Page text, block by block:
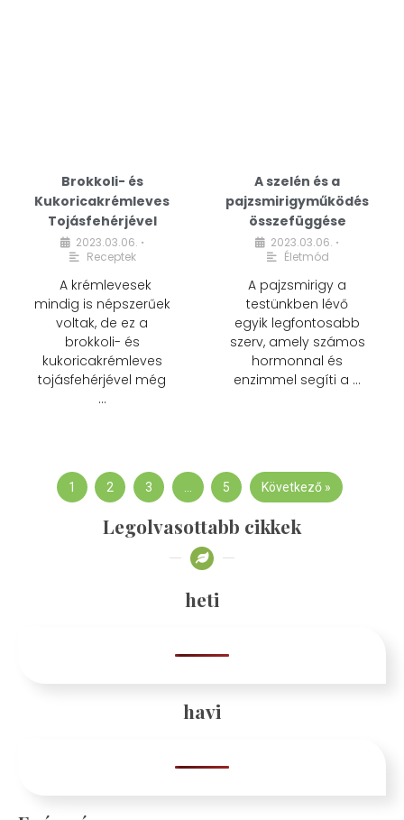
Brokkoli- és
Kukoricakrémleves
Tojásfehérjével
2023.03.06. •
Receptek
A krémlevesek
mindig is népszerűek
voltak, de ez a
brokkoli- és
kukoricakrémleves
tojásfehérjével még
…
A szelén és a
pajzsmirigyműködés
összefüggése
2023.03.06. •
Életmód
A pajzsmirigy a
testünkben lévő
egyik legfontosabb
szerv, amely számos
hormonnal és
enzimmel segíti a …
1 2 3 … 5 Következő »
Legolvasottabb cikkek
heti
havi